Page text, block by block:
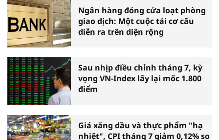
Ngân hàng đóng cửa loạt phòng
giao dịch: Một cuộc tái cơ cấu
diễn ra trên diện rộng
Sau nhịp điều chỉnh tháng 7, kỳ
vọng VN-Index lấy lại mốc 1.800
điểm
Giá xăng dầu và thực phẩm "hạ
nhiệt", CPI tháng 7 giảm 0,12% so